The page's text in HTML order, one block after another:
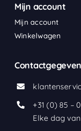
Mijn account
Mijn account
Winkelwagen
+31 (0) 85 –
Elke dag